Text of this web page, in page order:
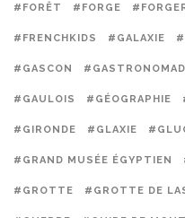
#FORÊT #FORGE
#FRENCHKIDS #GALAXIE
#GASCON
#GAULOIS #GÉOGRAPHIE
#GIRONDE #GLAXIE
#GRAND MUSÉE ÉGYPTIEN
#GROTTE #GROTTE DE